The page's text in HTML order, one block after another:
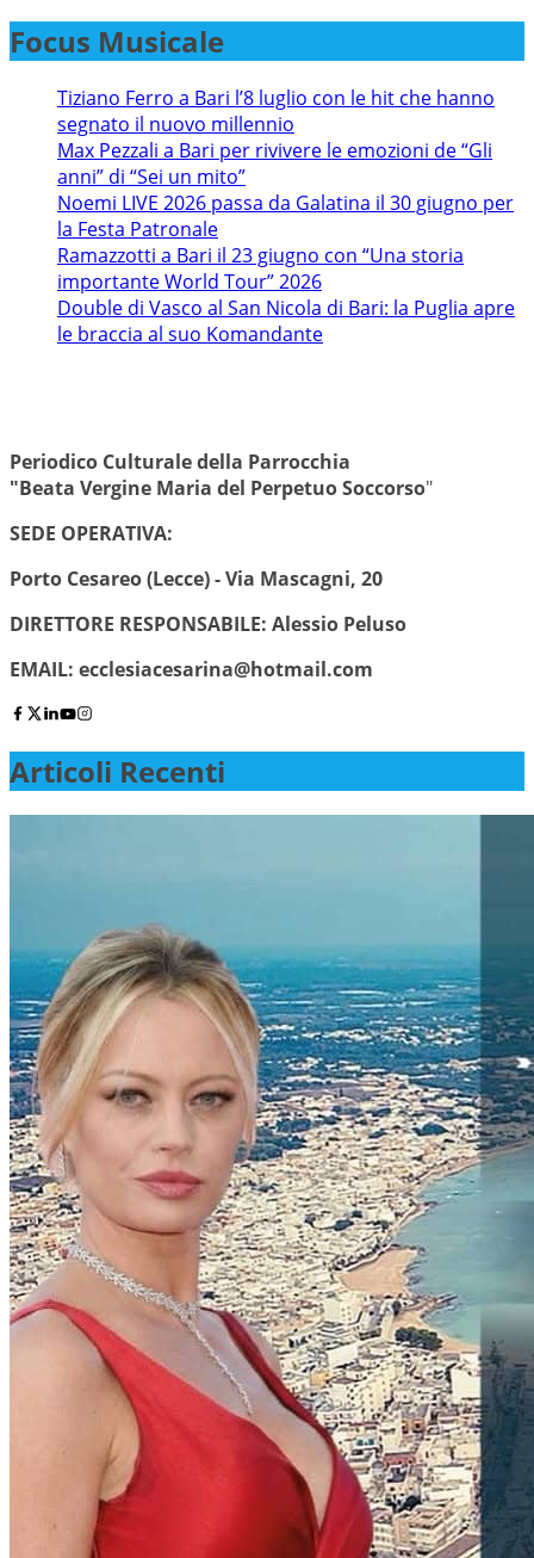
Focus Musicale
Tiziano Ferro a Bari l’8 luglio con le hit che hanno
segnato il nuovo millennio
Max Pezzali a Bari per rivivere le emozioni de “Gli
anni” di “Sei un mito”
Noemi LIVE 2026 passa da Galatina il 30 giugno per
la Festa Patronale
Ramazzotti a Bari il 23 giugno con “Una storia
importante World Tour” 2026
Double di Vasco al San Nicola di Bari: la Puglia apre
le braccia al suo Komandante
Periodico Culturale della Parrocchia
"Beata Vergine Maria del Perpetuo Soccorso"
SEDE OPERATIVA:
Porto Cesareo (Lecce) - Via Mascagni, 20
DIRETTORE RESPONSABILE: Alessio Peluso
EMAIL: ecclesiacesarina@hotmail.com
Articoli Recenti